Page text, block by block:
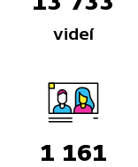
videí
1 161